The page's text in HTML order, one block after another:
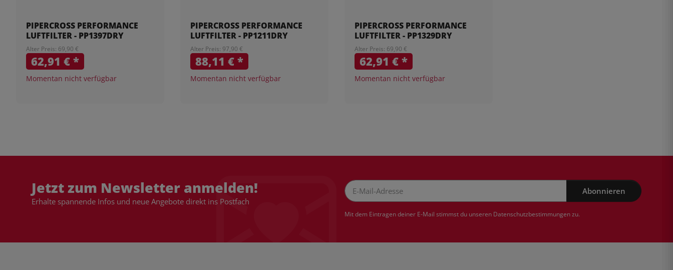
PIPERCROSS PERFORMANCE
LUFTFILTER - PP1397DRY
Alter Preis: 69,90 €
62,91 €*
Momentan nicht verfügbar
PIPERCROSS PERFORMANCE
LUFTFILTER - PP1211DRY
Alter Preis: 97,90 €
88,11 €*
Momentan nicht verfügbar
PIPERCROSS PERFORMANCE
LUFTFILTER - PP1329DRY
Alter Preis: 69,90 €
62,91 €*
Momentan nicht verfügbar
Jetzt zum Newsletter anmelden!
Erhalte spannende Infos und neue Angebote direkt ins Postfach
Abonnieren
Mit dem Eintragen deiner E-Mail stimmst du unseren Datenschutzbestimmungenzu.